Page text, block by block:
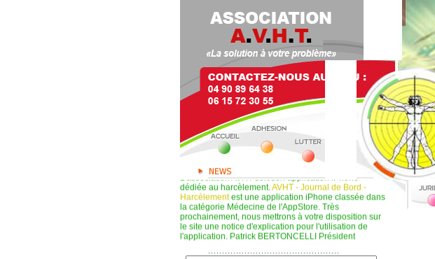
L'association AVHT sort son application iPhone
dédiée au harcèlement. AVHT - Journal de Bord -
Harcèlementest une application iPhone classée dans
la catégorie Médecine de l'AppStore. Très
prochainement, nous mettrons à votre disposition sur
le site une notice d'explication pour l'utilisation de
l'application. Patrick BERTONCELLI Président
A lire, paru aux Editions Société des écrivains : "Cher